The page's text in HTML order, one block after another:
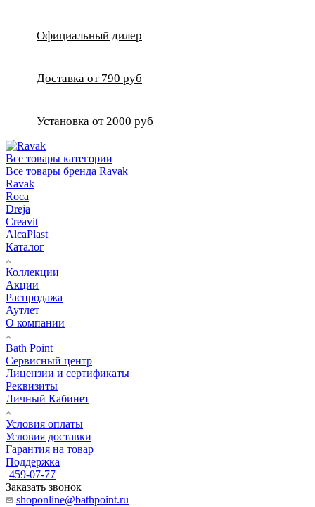
Официальный дилер
Доставка от 790 руб
Установка от 2000 руб
Все товары категории
Все товары бренда Ravak
Ravak
Roca
Dreja
Creavit
AlcaPlast
Каталог
Коллекции
Акции
Распродажа
Аутлет
О компании
Bath Point
Сервисный центр
Лицензии и сертификаты
Реквизиты
Личный Кабинет
Условия оплаты
Условия доставки
Гарантия на товар
Поддержка
459-07-77
Заказать звонок
shoponline@bathpoint.ru